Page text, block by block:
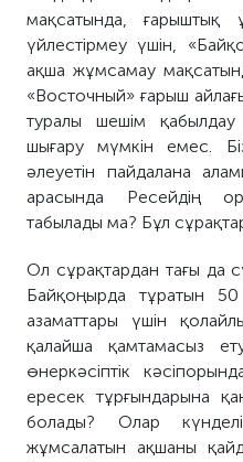
мақсатында, ғарыштық
үйлестірмеу үшін,
ақша жұмсамау
«Восточный» ғарыш
туралы шешім қабылдау
шығару мүмкін емес.
әлеуетін пайдалана
арасында Ресейдің
табылады ма? Бұл
Ол сұрақтардан тағы да
Байқоңырда тұратын
азаматтары үшін
қалайша қамтамасыз
өнеркәсіптік
ересек тұрғындарына
болады? Олар
жұмсалатын ақшаны